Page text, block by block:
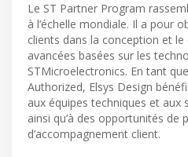
Le ST Partner Program
à l’échelle mondiale. Il a pour
clients dans la conception et
avancées basées sur les
STMicroelectronics. En tant
Authorized, Elsys Design
aux équipes techniques et aux
ainsi qu’à des opportunités
d’accompagnement client.